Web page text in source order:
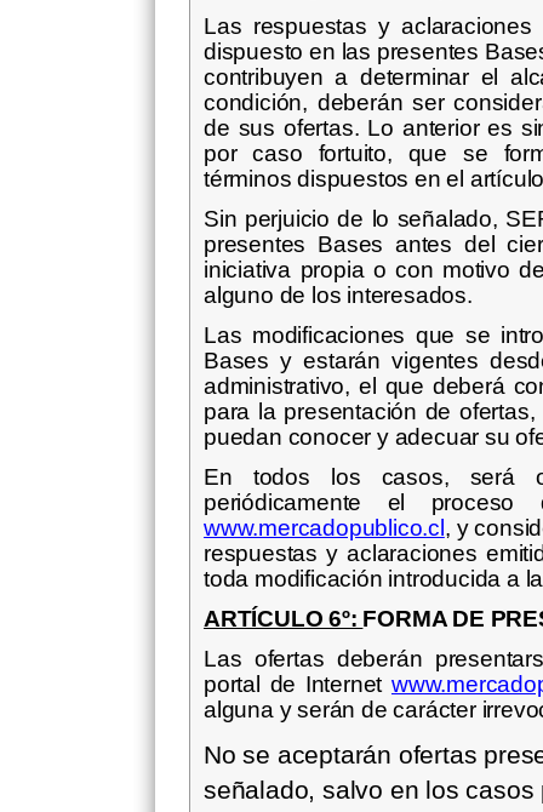
Las respuestas y
dispuesto en las presentes
contribuyen a determinar el
condición, deberán ser
de sus ofertas. Lo anterior es
por caso fortuito, que se
términos dispuestos en el
Sin perjuicio de lo señalado,
presentes Bases antes del
iniciativa propia o con motivo
alguno de los interesados.
Las modificaciones que se
Bases y estarán vigentes
administrativo, el que deberá
para la presentación de
puedan conocer y adecuar su
En todos los casos, será
periódicamente el
www.mercadopublico.cl , y
respuestas y aclaraciones
toda modificación introducida a
ARTÍCULO 6º: FORMA DE
Las ofertas deberán
portal de Internet
alguna y serán de carácter
No se aceptarán ofertas
señalado, salvo en los